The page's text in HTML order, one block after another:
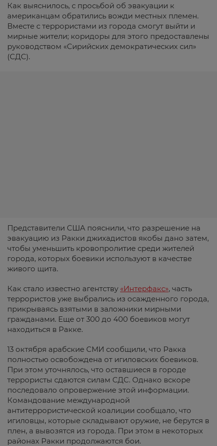
Как выяснилось, с просьбой об эвакуации к
американцам обратились вожди местных племен.
Вместе с террористами из города смогут выйти и
мирные жители; коридоры для этого предоставлены
руководством «Сирийских демократических сил»
(СДС).
Представители США пояснили, что разрешение на
эвакуацию из Ракки джихадистов якобы дано затем,
чтобы уменьшить кровопролитие среди жителей
города, которых боевики используют в качестве
живого щита.
Как стало известно агентству «Интерфакс», часть
террористов уже выбрались из осажденного города,
прикрываясь взятыми в заложники мирными
гражданами. Еще от 300 до 400 боевиков могут
находиться в Ракке.
13 октября арабские СМИ сообщили, что Ракка
полностью освобождена от игиловских боевиков.
При этом уточнялось, что оставшиеся в городе
террористы сдаются силам СДС. Однако вскоре
последовало опровержение этой информации.
Командование международной
антитеррористической коалиции сообщало, что
игиловцы, которые складывают оружие, не берутся в
плен, а вывозятся из города. При этом в некоторых
районах Ракки продолжаются бои.